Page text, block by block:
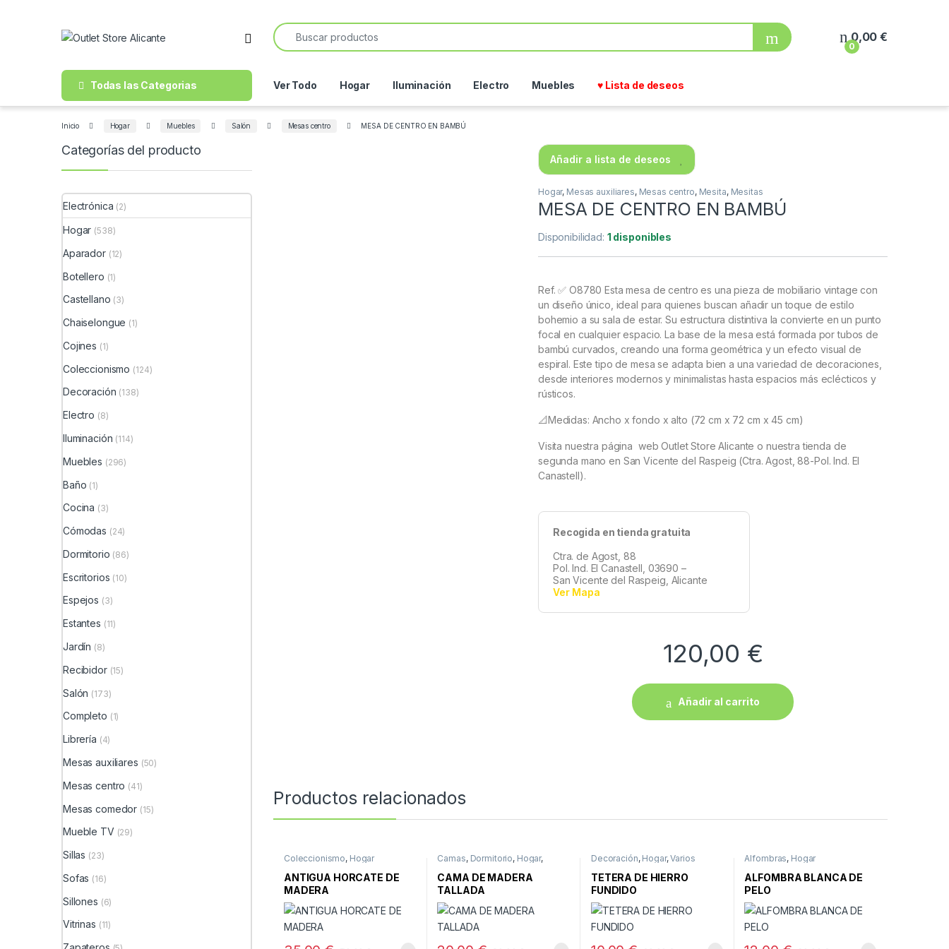
Open
Search for:
0
0,00€
Todas las Categorias Ver Todo Hogar Iluminación Electro Muebles ♥ Lista de deseos
Inicio Hogar Muebles Salón Mesas centro MESA DE CENTRO EN BAMBÚ
Añadir a lista de deseos
Hogar, Mesas auxiliares, Mesas centro, Mesita, Mesitas
MESA DE CENTRO EN BAMBÚ
Disponibilidad: 1 disponibles
Ref. ✅ O8780 Esta mesa de centro es una pieza de mobiliario vintage con
un diseño único, ideal para quienes buscan añadir un toque de estilo
bohemio a su sala de estar. Su estructura distintiva la convierte en un punto
focal en cualquier espacio. La base de la mesa está formada por tubos de
bambú curvados, creando una forma geométrica y un efecto visual de
espiral. Este tipo de mesa se adapta bien a una variedad de decoraciones,
desde interiores modernos y minimalistas hasta espacios más eclécticos y
rústicos.
📐Medidas: Ancho x fondo x alto (72 cm x 72 cm x 45 cm)
Visita nuestra página web Outlet Store Alicante o nuestra tienda de
segunda mano en San Vicente del Raspeig (Ctra. Agost, 88-Pol. Ind. El
Canastell).
Recogida en tienda gratuita
Ctra. de Agost, 88
Pol. Ind. El Canastell, 03690 –
San Vicente del Raspeig, Alicante
Ver Mapa
120,00 €
Añadir al carrito
Productos relacionados
Coleccionismo, Hogar
ANTIGUA HORCATE DE
MADERA
Camas, Dormitorio, Hogar,
CAMA DE MADERA
TALLADA
Decoración, Hogar,Varios
TETERA DE HIERRO
FUNDIDO
Alfombras, Hogar
ALFOMBRA BLANCA DE
PELO
Categorías del producto
Electrónica (2)
Hogar (538)
Aparador (12)
Botellero (1)
Castellano (3)
Chaiselongue (1)
Cojines (1)
Coleccionismo (124)
Decoración (138)
Electro (8)
Iluminación (114)
Muebles (296)
Baño (1)
Cocina (3)
Cómodas (24)
Dormitorio (86)
Escritorios (10)
Espejos (3)
Estantes (11)
Jardín (8)
Recibidor (15)
Salón (173)
Completo (1)
Librería (4)
Mesas auxiliares (50)
Mesas centro (41)
Mesas comedor (15)
Mueble TV (29)
Sillas (23)
Sofas (16)
Sillones (6)
Vitrinas (11)